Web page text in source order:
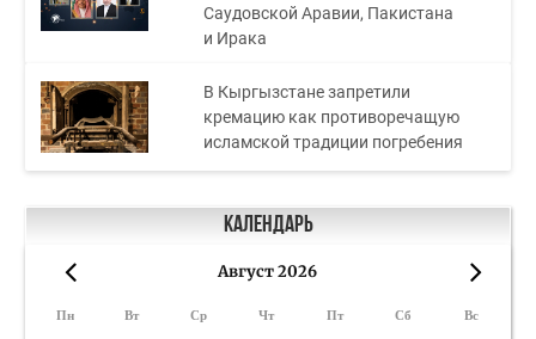
Саудовской Аравии, Пакистана
и Ирака
В Кыргызстане запретили
кремацию как противоречащую
исламской традиции погребения
Календарь
Август 2026
Пн Вт Ср Чт Пт Сб Вс